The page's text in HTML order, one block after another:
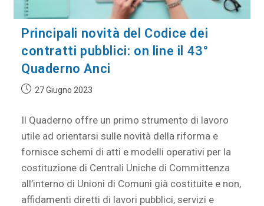
Principali novità del Codice dei
contratti pubblici: on line il 43°
Quaderno Anci
27 Giugno 2023
Il Quaderno offre un primo strumento di lavoro
utile ad orientarsi sulle novità della riforma e
fornisce schemi di atti e modelli operativi per la
costituzione di Centrali Uniche di Committenza
all’interno di Unioni di Comuni già costituite e non,
affidamenti diretti di lavori pubblici, servizi e